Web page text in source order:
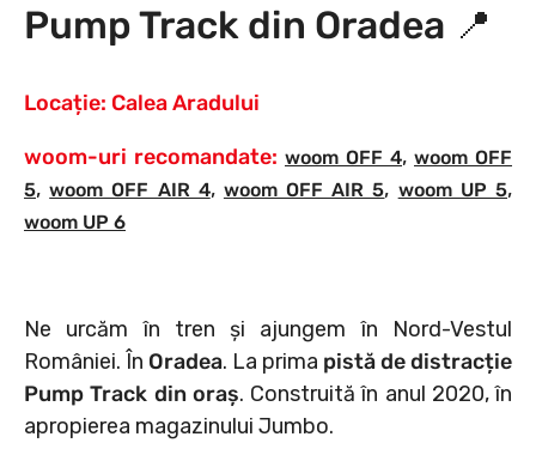
Pump Track din Oradea 📍
Locație: Calea Aradului
woom-uri recomandate: woom OFF 4, woom OFF
5,woom OFF AIR 4, woom OFF AIR 5, woom UP 5,
woom UP 6
Ne urcăm în tren și ajungem în Nord-Vestul
României. În Oradea. La prima pistă de distracție
Pump Track din oraș. Construită în anul 2020, în
apropierea magazinului Jumbo.